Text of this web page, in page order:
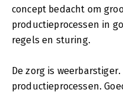
concept bedacht om
productieprocessen in
regels en sturing.
De zorg is
productieprocessen.